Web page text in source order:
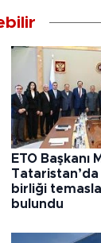
ETO Başkanı
birliği
bulundu